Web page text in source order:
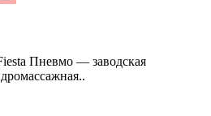
Пневмо — заводская